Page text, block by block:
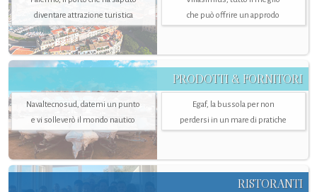
diventare attrazione turistica
che può offrire un approdo
PRODOTTI & FORNITORI
Navaltecnosud, datemi un punto
e vi solleverò il mondo nautico
Egaf, la bussola per non
perdersi in un mare di pratiche
RISTORANTI